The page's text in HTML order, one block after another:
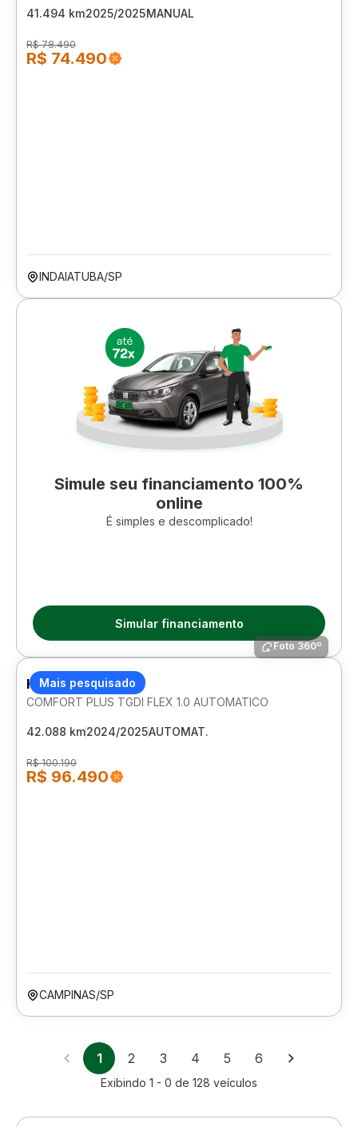
41.494 km2025/2025MANUAL
R$ 78.490
R$ 74.490
INDAIATUBA/SP
Simule seu financiamento 100%
online
É simples e descomplicado!
Simular financiamento
Mais pesquisado
Foto 360º
HYUNDAI HB20S
COMFORT PLUS TGDI FLEX 1.0 AUTOMATICO
42.088 km2024/2025AUTOMAT.
R$ 100.190
R$ 96.490
CAMPINAS/SP
1 2 3 4 5 6
Exibindo 1 - 0 de 128 veículos